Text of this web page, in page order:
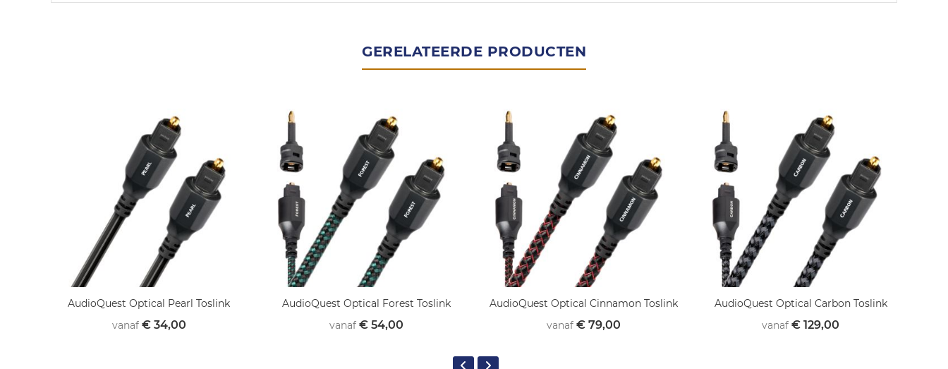
GERELATEERDE PRODUCTEN
AudioQuest Optical Pearl Toslink
vanaf € 34,00
AudioQuest Optical Forest Toslink
vanaf € 54,00
AudioQuest Optical Cinnamon Toslink
vanaf € 79,00
AudioQuest Optical Carbon Toslink
vanaf € 129,00